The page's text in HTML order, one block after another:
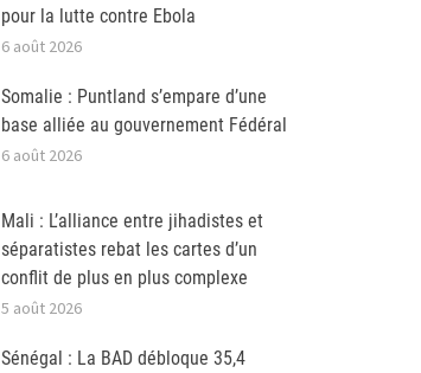
pour la lutte contre Ebola
6 août 2026
Somalie : Puntland s’empare d’une
base alliée au gouvernement Fédéral
6 août 2026
Mali : L’alliance entre jihadistes et
séparatistes rebat les cartes d’un
conflit de plus en plus complexe
5 août 2026
Sénégal : La BAD débloque 35,4